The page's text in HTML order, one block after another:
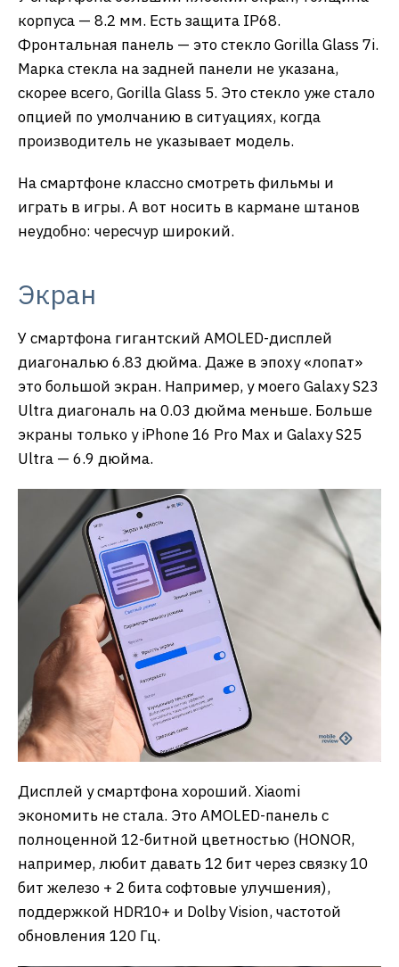
корпуса — 8.2 мм. Есть защита IP68.
Фронтальная панель — это стекло Gorilla Glass 7i.
Марка стекла на задней панели не указана,
скорее всего, Gorilla Glass 5. Это стекло уже стало
опцией по умолчанию в ситуациях, когда
производитель не указывает модель.
На смартфоне классно смотреть фильмы и
играть в игры. А вот носить в кармане штанов
неудобно: чересчур широкий.
Экран
У смартфона гигантский AMOLED-дисплей
диагональю 6.83 дюйма. Даже в эпоху «лопат»
это большой экран. Например, у моего Galaxy S23
Ultra диагональ на 0.03 дюйма меньше. Больше
экраны только у iPhone 16 Pro Max и Galaxy S25
Ultra — 6.9 дюйма.
Дисплей у смартфона хороший. Xiaomi
экономить не стала. Это AMOLED-панель с
полноценной 12-битной цветностью (HONOR,
например, любит давать 12 бит через связку 10
бит железо + 2 бита софтовые улучшения),
поддержкой HDR10+ и Dolby Vision, частотой
обновления 120 Гц.